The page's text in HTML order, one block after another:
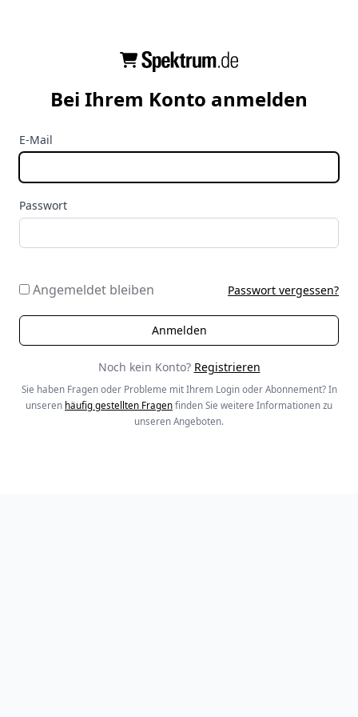
Bei Ihrem Konto anmelden
E-Mail
Passwort
Angemeldet bleiben Passwort vergessen?
Noch kein Konto? Registrieren
Sie haben Fragen oder Probleme mit Ihrem Login oder Abonnement? In
unseren häufig gestellten Fragen finden Sie weitere Informationen zu
unseren Angeboten.